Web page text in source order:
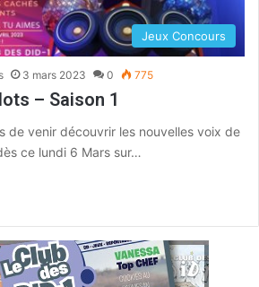
Jeux Concours
3 mars 2023 0 775
– Saison 1
de venir découvrir les nouvelles voix de
ce lundi 6 Mars sur…